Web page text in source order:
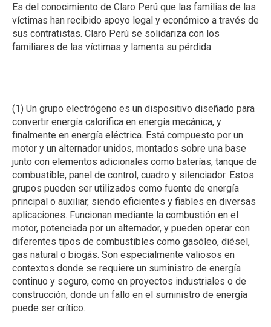
Es del conocimiento de Claro Perú que las familias de las
víctimas han recibido apoyo legal y económico a través de
sus contratistas. Claro Perú se solidariza con los
familiares de las víctimas y lamenta su pérdida.
(1) Un grupo electrógeno es un dispositivo diseñado para
convertir energía calorífica en energía mecánica, y
finalmente en energía eléctrica. Está compuesto por un
motor y un alternador unidos, montados sobre una base
junto con elementos adicionales como baterías, tanque de
combustible, panel de control, cuadro y silenciador. Estos
grupos pueden ser utilizados como fuente de energía
principal o auxiliar, siendo eficientes y fiables en diversas
aplicaciones. Funcionan mediante la combustión en el
motor, potenciada por un alternador, y pueden operar con
diferentes tipos de combustibles como gasóleo, diésel,
gas natural o biogás. Son especialmente valiosos en
contextos donde se requiere un suministro de energía
continuo y seguro, como en proyectos industriales o de
construcción, donde un fallo en el suministro de energía
puede ser crítico.